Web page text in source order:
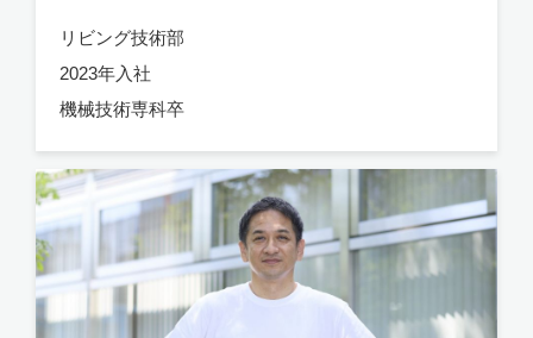
リビング技術部
2023年入社
機械技術専科卒